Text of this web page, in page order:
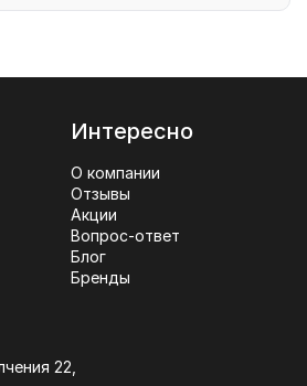
Интересно
О компании
Отзывы
Акции
Вопрос-ответ
Блог
Бренды
22,